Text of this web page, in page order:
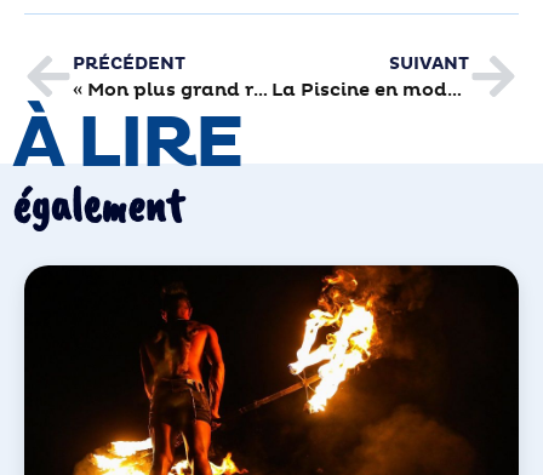
PRÉCÉDENT
« Mon plus grand rêve, ce serait d’être un jour super connu et de revenir à Brive avec une reconnaissance comme Guetta »
SUIVANT
La Piscine en mode été sur 50 mètres
À LIRE
également